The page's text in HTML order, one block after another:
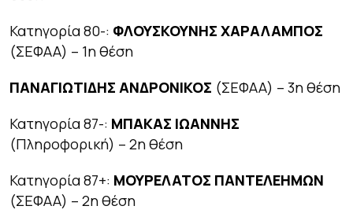
Κατηγορία 80-: ΦΛΟΥΣΚΟΥΝΗΣ ΧΑΡΑΛΑΜΠΟΣ
(ΣΕΦΑΑ) – 1η θέση
ΠΑΝΑΓΙΩΤΙΔΗΣ ΑΝΔΡΟΝΙΚΟΣ (ΣΕΦΑΑ) – 3η θέση
Κατηγορία 87-: ΜΠΑΚΑΣ ΙΩΑΝΝΗΣ
(Πληροφορική) – 2η θέση
Κατηγορία 87+: ΜΟΥΡΕΛΑΤΟΣ ΠΑΝΤΕΛΕΗΜΩΝ
(ΣΕΦΑΑ) – 2η θέση